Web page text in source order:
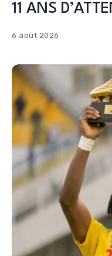
11 ANS
6 août 2026